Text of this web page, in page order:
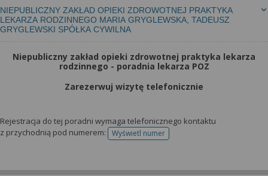
NIEPUBLICZNY ZAKŁAD OPIEKI ZDROWOTNEJ PRAKTYKA
LEKARZA RODZINNEGO MARIA GRYGLEWSKA, TADEUSZ
GRYGLEWSKI SPÓŁKA CYWILNA
Niepubliczny zakład opieki zdrowotnej praktyka lekarza
rodzinnego - poradnia lekarza POZ
Zarezerwuj wizytę telefonicznie
Rejestracja do tej poradni wymaga telefonicznego kontaktu
z przychodnią pod numerem:
Wyświetl numertelefonu do rejestracji